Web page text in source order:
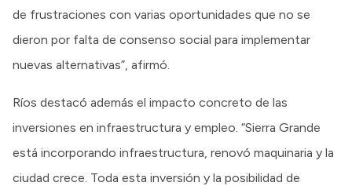
de frustraciones con varias oportunidades que no se
dieron por falta de consenso social para implementar
nuevas alternativas”, afirmó.
Ríos destacó además el impacto concreto de las
inversiones en infraestructura y empleo. “Sierra Grande
está incorporando infraestructura, renovó maquinaria y la
ciudad crece. Toda esta inversión y la posibilidad de